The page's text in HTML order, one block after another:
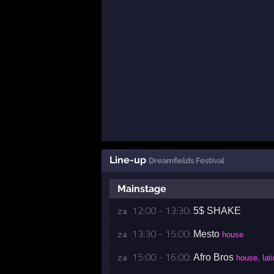
Line-up Dreamfields Festival
Mainstage
za 12:00 - 13:30: 5$ SHAKE
za 13:30 - 15:00: Mesto house
za 15:00 - 16:00: Afro Bros house,